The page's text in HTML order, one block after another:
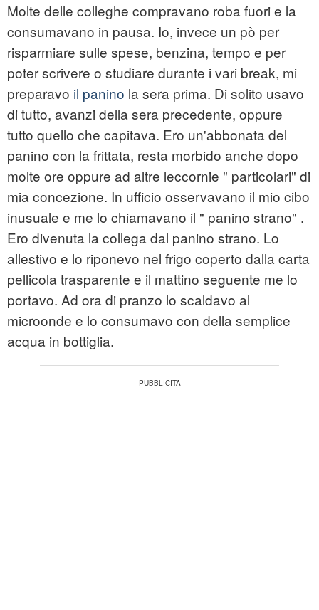
Molte delle colleghe compravano roba fuori e la
consumavano in pausa. Io, invece un pò per
risparmiare sulle spese, benzina, tempo e per
poter scrivere o studiare durante i vari break, mi
preparavo il panino la sera prima. Di solito usavo
di tutto, avanzi della sera precedente, oppure
tutto quello che capitava. Ero un'abbonata del
panino con la frittata, resta morbido anche dopo
molte ore oppure ad altre leccornie " particolari" di
mia concezione. In ufficio osservavano il mio cibo
inusuale e me lo chiamavano il " panino strano" .
Ero divenuta la collega dal panino strano. Lo
allestivo e lo riponevo nel frigo coperto dalla carta
pellicola trasparente e il mattino seguente me lo
portavo. Ad ora di pranzo lo scaldavo al
microonde e lo consumavo con della semplice
acqua in bottiglia.